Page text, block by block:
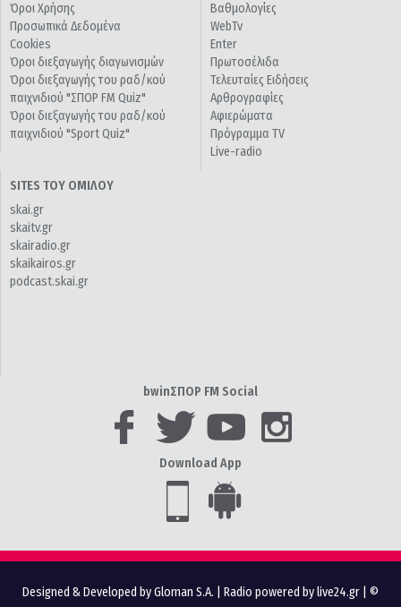
Όροι Χρήσης
Προσωπικά Δεδομένα
Cookies
Όροι διεξαγωγής διαγωνισμών
Όροι διεξαγωγής του ραδ/κού
παιχνιδιού "ΣΠΟΡ FM Quiz"
Όροι διεξαγωγής του ραδ/κού
παιχνιδιού "Sport Quiz"
Βαθμολογίες
WebTv
Enter
Πρωτοσέλιδα
Τελευταίες Ειδήσεις
Αρθρογραφίες
Αφιερώματα
Πρόγραμμα TV
Live-radio
SITES ΤΟΥ ΟΜΙΛΟΥ
skai.gr
skaitv.gr
skairadio.gr
skaikairos.gr
podcast.skai.gr
bwinΣΠΟΡ FM Social
Download App
Designed & Developed by Gloman S.A. Radio powered by live24.gr | ©